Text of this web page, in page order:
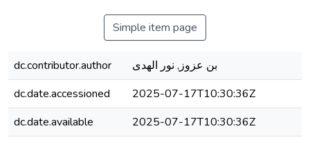
Simple item page
dc.contributor.author
بن عزوز, نور الهدى
dc.date.accessioned
2025-07-17T10:30:36Z
dc.date.available
2025-07-17T10:30:36Z